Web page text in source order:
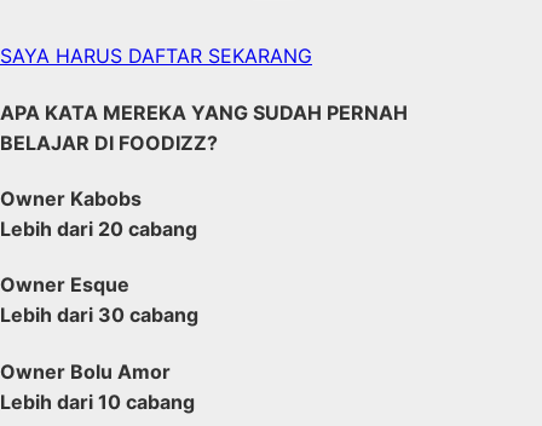
SAYA HARUS DAFTAR SEKARANG
APA KATA MEREKA YANG SUDAH PERNAH
BELAJAR DI FOODIZZ?
Owner Kabobs
Lebih dari 20 cabang
Owner Esque
Lebih dari 30 cabang
Owner Bolu Amor
Lebih dari 10 cabang